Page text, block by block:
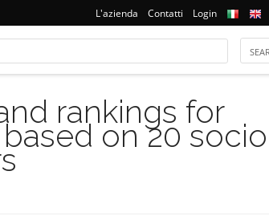
L'azienda Contatti Login
rankings for
on 20